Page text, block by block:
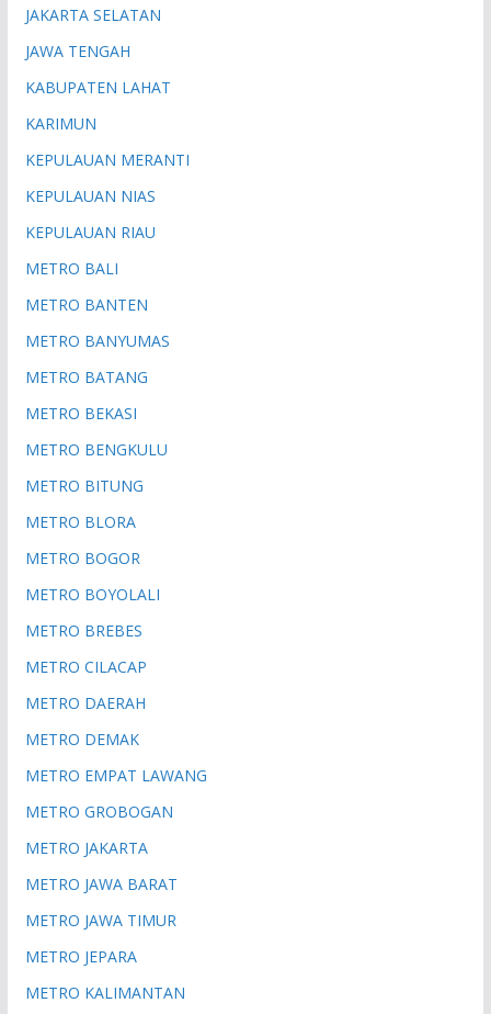
JAKARTA SELATAN
JAWA TENGAH
KABUPATEN LAHAT
KARIMUN
KEPULAUAN MERANTI
KEPULAUAN NIAS
KEPULAUAN RIAU
METRO BALI
METRO BANTEN
METRO BANYUMAS
METRO BATANG
METRO BEKASI
METRO BENGKULU
METRO BITUNG
METRO BLORA
METRO BOGOR
METRO BOYOLALI
METRO BREBES
METRO CILACAP
METRO DAERAH
METRO DEMAK
METRO EMPAT LAWANG
METRO GROBOGAN
METRO JAKARTA
METRO JAWA BARAT
METRO JAWA TIMUR
METRO JEPARA
METRO KALIMANTAN